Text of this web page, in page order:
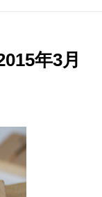
年3月